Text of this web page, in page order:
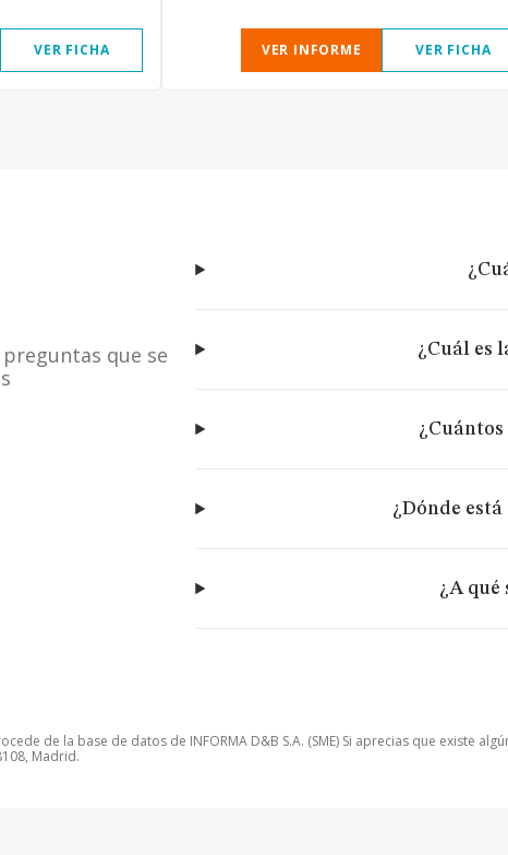
VER FICHA VER INFORME VER FICHA
que se
¿Cuál es
¿Dónde
¿A qué
de la base de datos de INFORMA D&B S.A. (SME) Si aprecias que existe
Madrid.